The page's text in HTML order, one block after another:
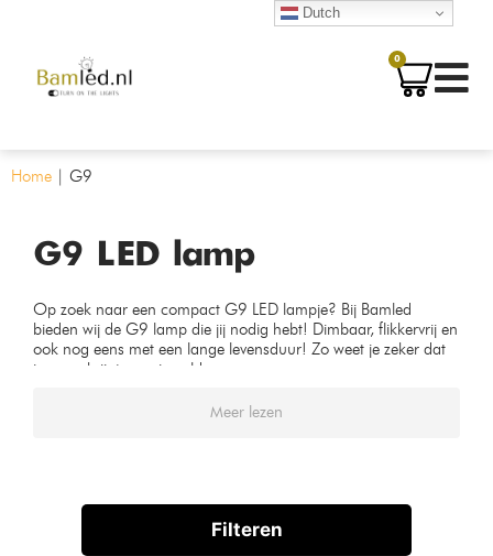
0
Home | G9
G9 LED lamp
Op zoek naar een compact G9 LED lampje? Bij Bamled
bieden wij de G9 lamp die jij nodig hebt! Dimbaar, flikkervrij en
ook nog eens met een lange levensduur! Zo weet je zeker dat
je waar krijgt voor je geld.
Meer lezen
Filteren
Dutch